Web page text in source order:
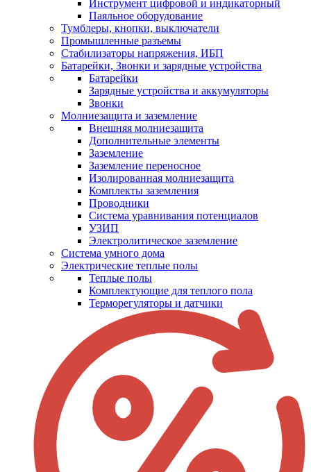
Инструмент цифровой и индикаторный
Паяльное оборудование
Тумблеры, кнопки, выключатели
Промышленные разъемы
Стабилизаторы напряжения, ИБП
Батарейки, Звонки и зарядные устройства
Батарейки
Зарядные устройства и аккумуляторы
Звонки
Молниезащита и заземление
Внешняя молниезащита
Дополнительные элементы
Заземление
Заземление переносное
Изолированная молниезащита
Комплекты заземления
Проводники
Система уравнивания потенциалов
УЗИП
Электролитическое заземление
Система умного дома
Электрические теплые полы
Теплые полы
Комплектующие для теплого пола
Терморегуляторы и датчики